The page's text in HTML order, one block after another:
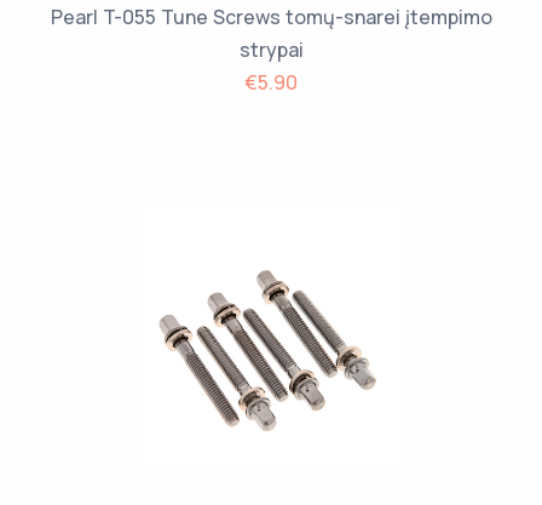
Pearl T-055 Tune Screws tomų-snarei įtempimo
strypai
€5.90